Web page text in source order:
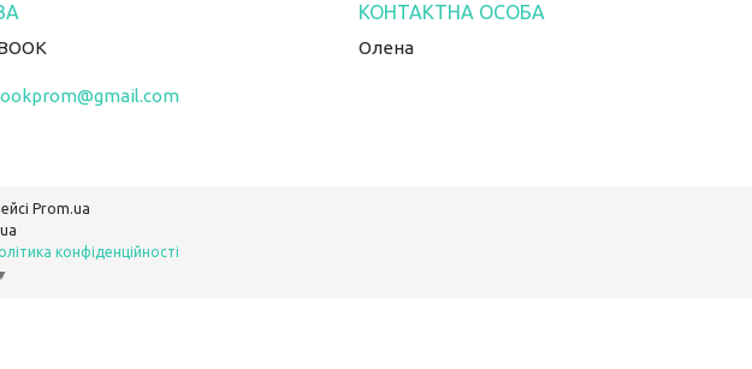
Олена
Prom.ua
конфіденційності